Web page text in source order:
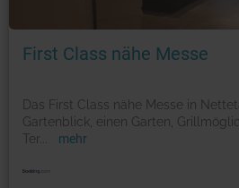
First Class nähe Messe
Das First Class nähe Messe in
Gartenblick, einen Garten,
Ter
mehr